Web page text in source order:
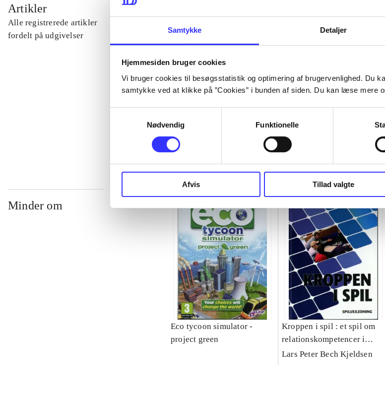
Samtykke Detaljer
Hjemmesiden bruger cookies
Vi bruger cookies til besøgsstatistik og optimering af brugervenlighed. Du
samtykke ved at klikke på ”Cookies” i bunden af siden. Du kan læse mere
Nødvendig
Funktionelle
Afvis Tillad valgte
Artikler
Alle registrerede artikler
fordelt på udgivelser
...
...
...
Minder om
Eco tycoon simulator -
project green
Kroppen i spil : et spil om
relationskompetencer i
skolen
Lars Peter Bech Kjeldsen